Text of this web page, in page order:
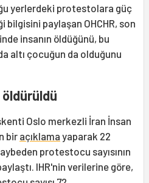
yerlerdeki protestolara güç
paylaşan OHCHR, son
insanın öldüğünü, bu
altı çocuğun da olduğunu
öldürüldü
Oslo merkezli İran İnsan
bir açıklama yaparak 22
protestocu sayısının
IHR'nin verilerine göre,